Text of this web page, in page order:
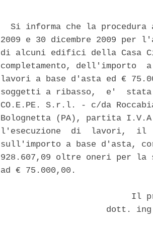
Si informa che la procedura
2009 e 30 dicembre 2009
di alcuni edifici della Casa
completamento, dell'importo
lavori a base d'asta ed €
soggetti a ribasso,  e'  stata
CO.E.PE. S.r.l. - c/da
Bolognetta (PA), partita
l'esecuzione  di  lavori,  il
sull'importo a base d'asta,
928.607,09 oltre oneri per la
ad € 75.000,00.
Il
dott.